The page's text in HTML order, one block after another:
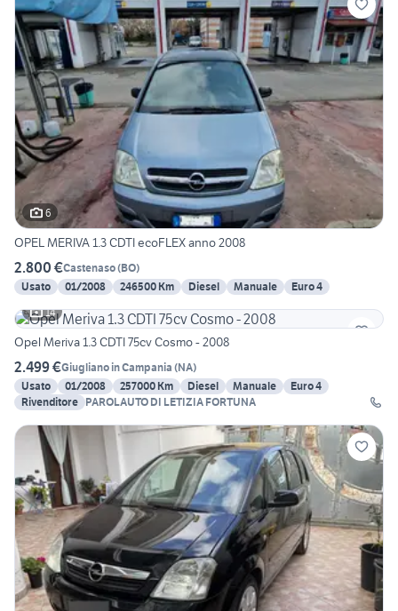
6
OPEL MERIVA 1.3 CDTI ecoFLEX anno 2008
2.800 €Castenaso(BO)
Usato
01/2008 246500 Km Diesel Manuale
Euro 4
14
Opel Meriva 1.3 CDTI 75cv Cosmo - 2008
2.499 €Giugliano in Campania (NA)
Usato
01/2008 257000 Km Diesel Manuale
Euro 4
Rivenditore PAROLAUTO DI LETIZIA FORTUNA